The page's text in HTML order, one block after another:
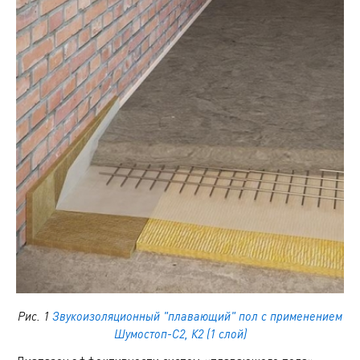
Рис. 1 Звукоизоляционный "плавающий" пол с применением
Шумостоп-С2, К2 (1 слой)